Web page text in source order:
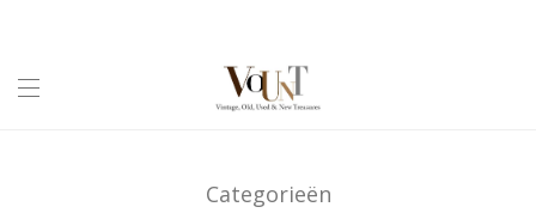
Categorieën